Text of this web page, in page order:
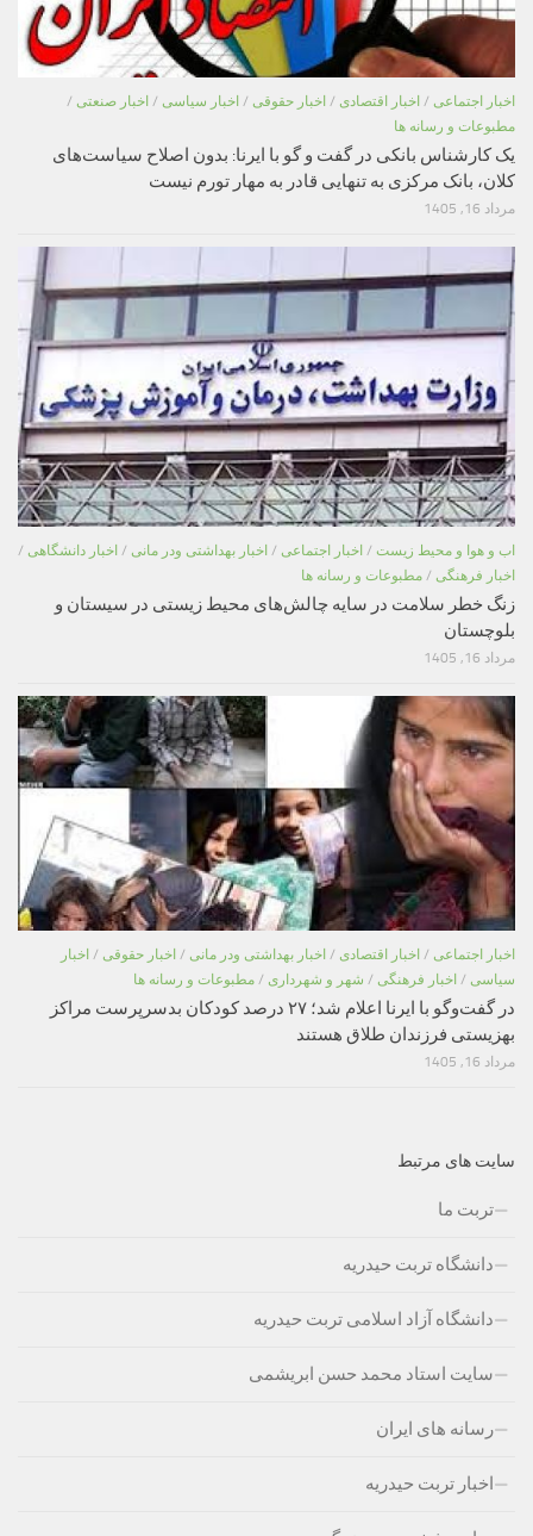
اخبار اجتماعی / اخبار اقتصادی / اخبار حقوقی / اخبار سیاسی / اخبار صنعتی /
مطبوعات و رسانه ها
یک کارشناس بانکی در گفت و گو با ایرنا: بدون اصلاح سیاست‌های
کلان، بانک مرکزی به تنهایی قادر به مهار تورم نیست
مرداد 16, 1405
اب و هوا و محیط زیست / اخبار اجتماعی / اخبار بهداشتی ودر مانی / اخبار دانشگاهی /
اخبار فرهنگی / مطبوعات و رسانه ها
زنگ خطر سلامت در سایه چالش‌های محیط زیستی در سیستان و
بلوچستان
مرداد 16, 1405
اخبار اجتماعی / اخبار اقتصادی / اخبار بهداشتی ودر مانی / اخبار حقوقی / اخبار
سیاسی / اخبار فرهنگی / شهر و شهرداری / مطبوعات و رسانه ها
در گفت‌وگو با ایرنا اعلام شد؛ ۲۷ درصد کودکان بدسرپرست مراکز
بهزیستی فرزندان طلاق هستند
مرداد 16, 1405
سایت های مرتبط
تربت ما
دانشگاه تربت حیدریه
دانشگاه آزاد اسلامی تربت حیدریه
سایت استاد محمد حسن ابریشمی
رسانه های ایران
اخبار تربت حیدریه